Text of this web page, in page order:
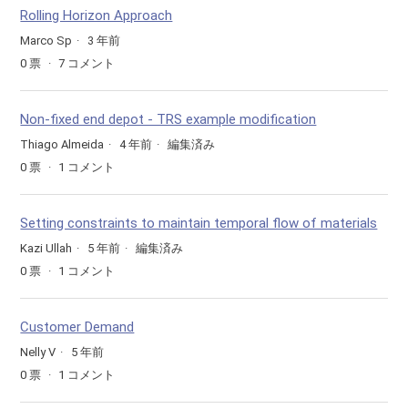
Rolling Horizon Approach
Marco Sp
3 年前
0 票 7 コメント
Non-fixed end depot - TRS example modification
Thiago Almeida 4 年前
編集済み
0 票 1 コメント
Setting constraints to maintain temporal flow of materials
Kazi Ullah 5 年前
編集済み
0 票 1 コメント
Customer Demand
Nelly V
5 年前
0 票 1 コメント